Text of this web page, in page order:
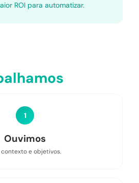
ROI para automatizar.
1
Ouvimos
contexto e objetivos.